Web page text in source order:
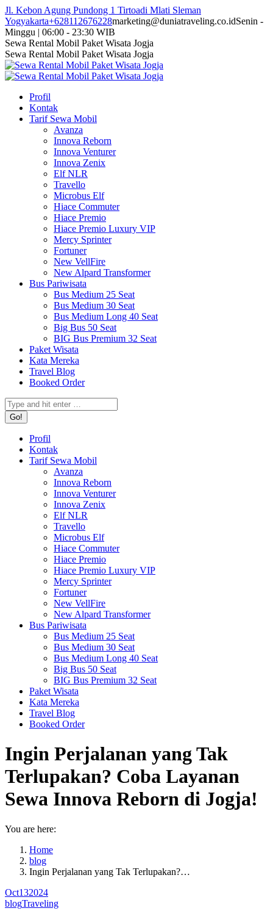
Skip
to
content
Jl. Kebon Agung Pundong 1 Tirtoadi Mlati Sleman
Yogyakarta+628112676228marketing@duniatraveling.co.idSenin -
Minggu | 06:00 - 23:30 WIB
Facebook
page
opens
in
window
Twitter
page
opens
in
window
Instagram
page
opens
in
window
YouTube
page
opens
in
window
Sewa Rental Mobil Paket Wisata Jogja
Sewa Rental Mobil Paket Wisata Jogja
Profil
Kontak
Tarif Sewa Mobil
Avanza
Innova Reborn
Innova Venturer
Innova Zenix
Elf NLR
Travello
Microbus Elf
Hiace Commuter
Hiace Premio
Hiace Premio Luxury VIP
Mercy Sprinter
Fortuner
New VellFire
New Alpard Transformer
Bus Pariwisata
Bus Medium 25 Seat
Bus Medium 30 Seat
Bus Medium Long 40 Seat
Big Bus 50 Seat
BIG Bus Premium 32 Seat
Paket Wisata
Kata Mereka
Travel Blog
Booked Order
Search:
Profil
Kontak
Tarif Sewa Mobil
Avanza
Innova Reborn
Innova Venturer
Innova Zenix
Elf NLR
Travello
Microbus Elf
Hiace Commuter
Hiace Premio
Hiace Premio Luxury VIP
Mercy Sprinter
Fortuner
New VellFire
New Alpard Transformer
Bus Pariwisata
Bus Medium 25 Seat
Bus Medium 30 Seat
Bus Medium Long 40 Seat
Big Bus 50 Seat
BIG Bus Premium 32 Seat
Paket Wisata
Kata Mereka
Travel Blog
Booked Order
Ingin Perjalanan yang Tak
Terlupakan? Coba Layanan
Sewa Innova Reborn di Jogja!
You are here:
Home
blog
Ingin Perjalanan yang Tak Terlupakan?…
Oct132024
blogTraveling